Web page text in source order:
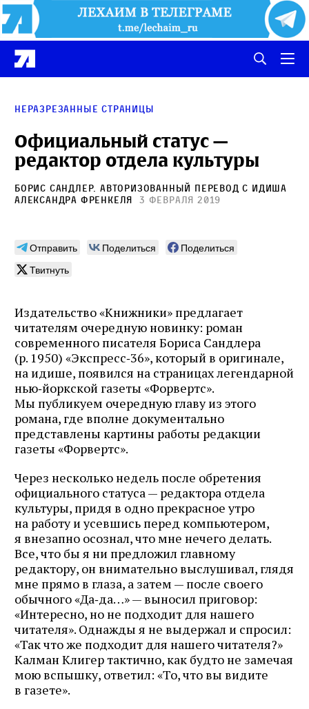
Неразрезанные страницы
Официальный статус —
редактор отдела культуры
Борис Сандлер. Авторизованный перевод с идиша
Александра Френкеля
3 февраля 2019
Отправить Поделиться
Поделиться
Твитнуть
Издательство «Книжники» предлагает
читателям очередную новинку: роман
современного писателя Бориса Сандлера
(р. 1950) «Экспресс‑36», который в оригинале,
на идише, появился на страницах легендарной
нью‑йоркской газеты «Форвертс».
Мы публикуем очередную главу из этого
романа, где вполне документально
представлены картины работы редакции
газеты «Форвертс».
Через несколько недель после обретения
официального статуса — редактора отдела
культуры, придя в одно прекрасное утро
на работу и усевшись перед компьютером,
я внезапно осознал, что мне нечего делать.
Все, что бы я ни предложил главному
редактору, он внимательно выслушивал, глядя
мне прямо в глаза, а затем — после своего
обычного «Да‑да…» — выносил приговор:
«Интересно, но не подходит для нашего
читателя». Однажды я не выдержал и спросил:
«Так что же подходит для нашего читателя?»
Калман Клигер тактично, как будто не замечая
мою вспышку, ответил: «То, что вы видите
в газете».